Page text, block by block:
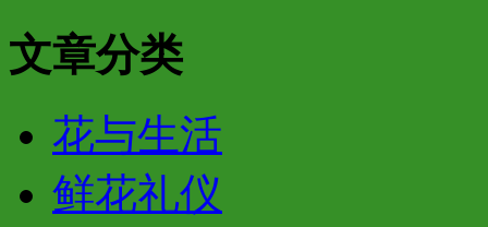
文章分类
花与生活
鲜花礼仪